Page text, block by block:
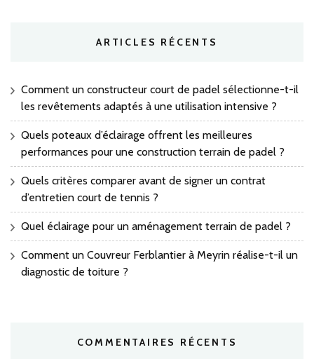
ARTICLES RÉCENTS
Comment un constructeur court de padel sélectionne-t-il
les revêtements adaptés à une utilisation intensive ?
Quels poteaux d’éclairage offrent les meilleures
performances pour une construction terrain de padel ?
Quels critères comparer avant de signer un contrat
d’entretien court de tennis ?
Quel éclairage pour un aménagement terrain de padel ?
Comment un Couvreur Ferblantier à Meyrin réalise-t-il un
diagnostic de toiture ?
COMMENTAIRES RÉCENTS